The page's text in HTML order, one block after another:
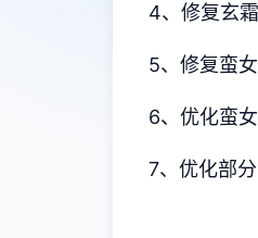
4、修复玄
5、修复蛮
6、优化蛮
7、优化部